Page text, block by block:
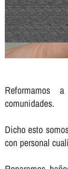
Reformamos
comunidades.
Dicho esto
con personal